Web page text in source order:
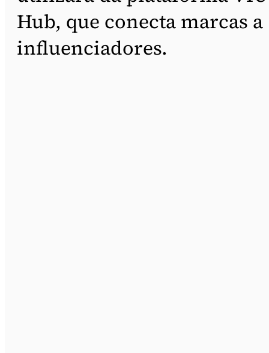
Hub, que conecta marcas a
influenciadores.